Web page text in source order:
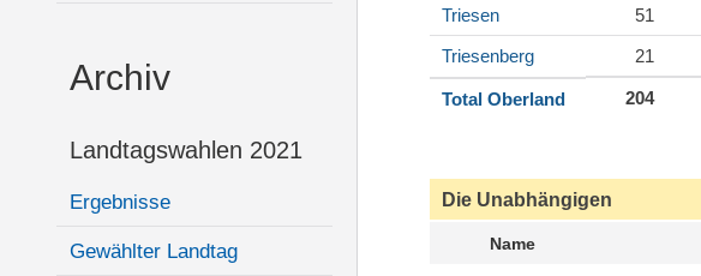
Archiv
Landtagswahlen 2021
Ergebnisse
Gewählter Landtag
Triesen
51
Triesenberg
21
Total Oberland 204
Die Unabhängigen
Name